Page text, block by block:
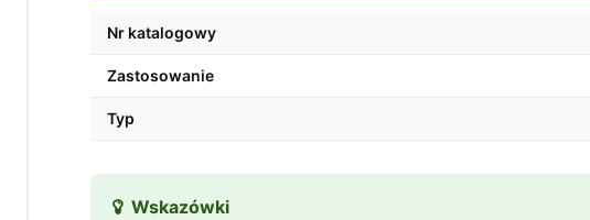
Nr katalogowy
Zastosowanie
Typ
 Wskazówki